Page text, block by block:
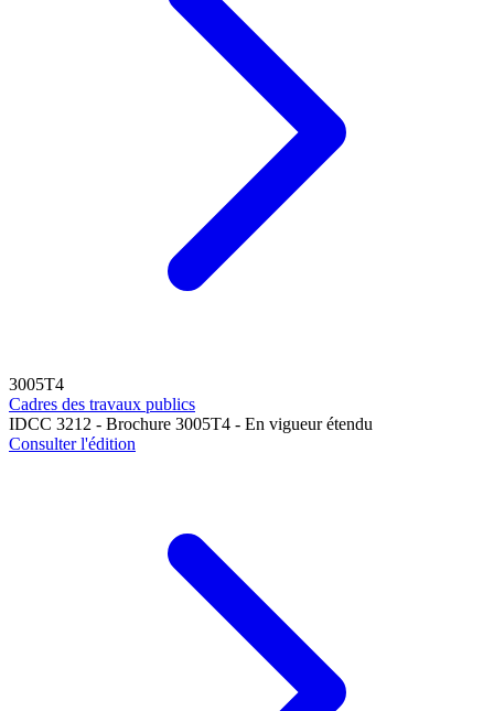
3005T4
Cadres des travaux publics
IDCC 3212 - Brochure 3005T4 - En vigueur étendu
Consulter l'édition